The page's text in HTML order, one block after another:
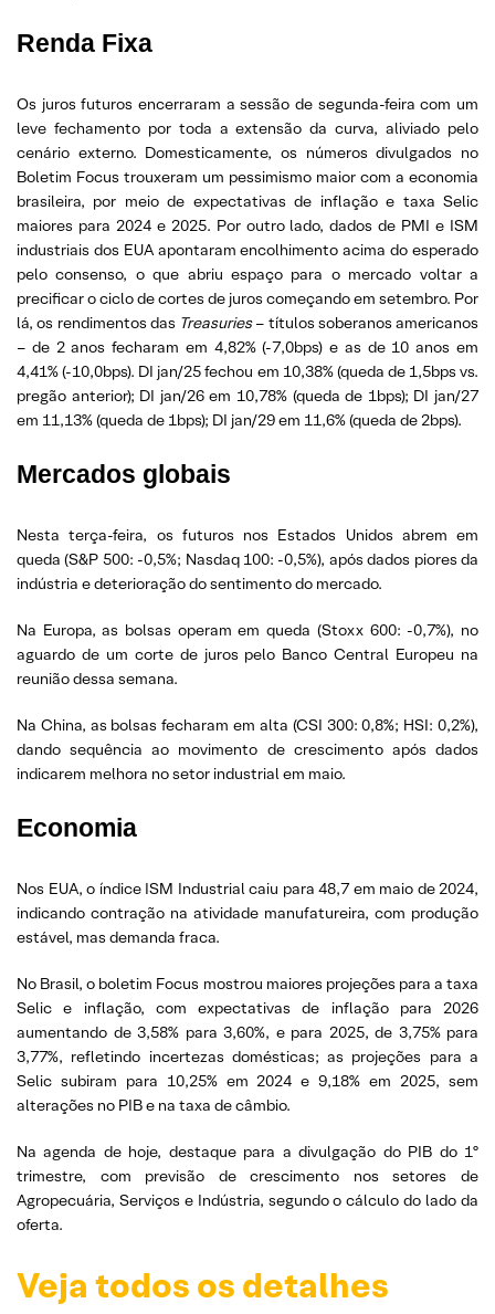
Renda Fixa
Os juros futuros encerraram a sessão de segunda-feira com um
leve fechamento por toda a extensão da curva, aliviado pelo
cenário externo. Domesticamente, os números divulgados no
Boletim Focus trouxeram um pessimismo maior com a economia
brasileira, por meio de expectativas de inflação e taxa Selic
maiores para 2024 e 2025. Por outro lado, dados de PMI e ISM
industriais dos EUA apontaram encolhimento acima do esperado
pelo consenso, o que abriu espaço para o mercado voltar a
precificar o ciclo de cortes de juros começando em setembro. Por
lá, os rendimentos das Treasuries– títulos soberanos americanos
– de 2 anos fecharam em 4,82% (-7,0bps) e as de 10 anos em
4,41% (-10,0bps). DI jan/25 fechou em 10,38% (queda de 1,5bps vs.
pregão anterior); DI jan/26 em 10,78% (queda de 1bps); DI jan/27
em 11,13% (queda de 1bps); DI jan/29 em 11,6% (queda de 2bps).
Mercados globais
Nesta terça-feira, os futuros nos Estados Unidos abrem em
queda (S&P 500: -0,5%; Nasdaq 100: -0,5%), após dados piores da
indústria e deterioração do sentimento do mercado.
Na Europa, as bolsas operam em queda (Stoxx 600: -0,7%), no
aguardo de um corte de juros pelo Banco Central Europeu na
reunião dessa semana.
Na China, as bolsas fecharam em alta (CSI 300: 0,8%; HSI: 0,2%),
dando sequência ao movimento de crescimento após dados
indicarem melhora no setor industrial em maio.
Economia
Nos EUA, o índice ISM Industrial caiu para 48,7 em maio de 2024,
indicando contração na atividade manufatureira, com produção
estável, mas demanda fraca.
No Brasil, o boletim Focus mostrou maiores projeções para a taxa
Selic e inflação, com expectativas de inflação para 2026
aumentando de 3,58% para 3,60%, e para 2025, de 3,75% para
3,77%, refletindo incertezas domésticas; as projeções para a
Selic subiram para 10,25% em 2024 e 9,18% em 2025, sem
alterações no PIB e na taxa de câmbio.
Na agenda de hoje, destaque para a divulgação do PIB do 1º
trimestre, com previsão de crescimento nos setores de
Agropecuária, Serviços e Indústria, segundo o cálculo do lado da
oferta.
Veja todos os detalhes